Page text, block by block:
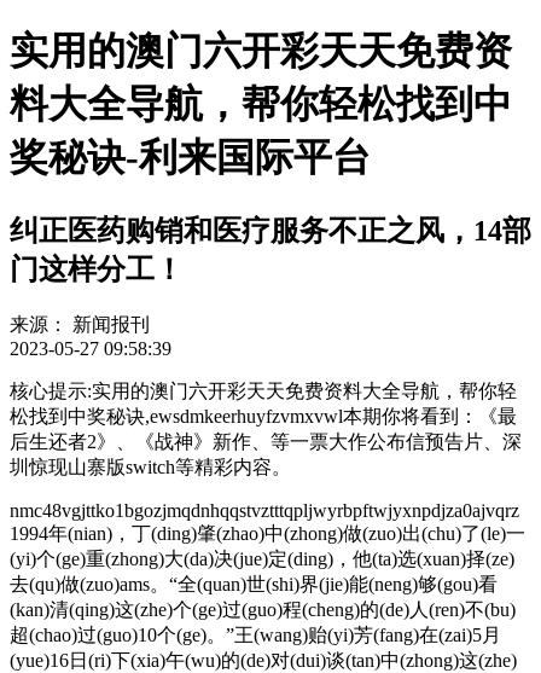
实用的澳门六开彩天天免费资
料大全导航，帮你轻松找到中
奖秘诀-利来国际平台
纠正医药购销和医疗服务不正之风，14部
门这样分工！
来源：
新闻报刊
2023-05-27 09:58:39
核心提示:实用的澳门六开彩天天免费资料大全导航，帮你轻
松找到中奖秘诀,ewsdmkeerhuyfzvmxvwl本期你将看到：《最
后生还者2》、《战神》新作、等一票大作公布信预告片、深
圳惊现山寨版switch等精彩内容。
1994年(nian)，丁(ding)肇(zhao)中(zhong)做(zuo)出(chu)了(le)一
(yi)个(ge)重(zhong)大(da)决(jue)定(ding)，他(ta)选(xuan)择(ze)
去(qu)做(zuo)ams。“全(quan)世(shi)界(jie)能(neng)够(gou)看
(kan)清(qing)这(zhe)个(ge)过(guo)程(cheng)的(de)人(ren)不(bu)
超(chao)过(guo)10个(ge)。”王(wang)贻(yi)芳(fang)在(zai)5月
(yue)16日(ri)下(xia)午(wu)的(de)对(dui)谈(tan)中(zhong)这(zhe)